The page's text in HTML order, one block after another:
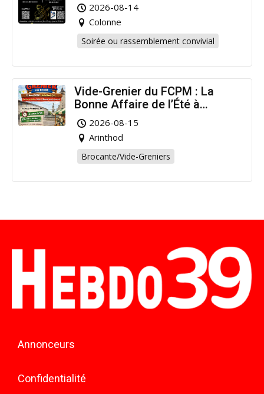
2026-08-14
Colonne
Soirée ou rassemblement convivial
Vide-Grenier du FCPM : La
Bonne Affaire de l’Été à
Arinthod !
2026-08-15
Arinthod
Brocante/Vide-Greniers